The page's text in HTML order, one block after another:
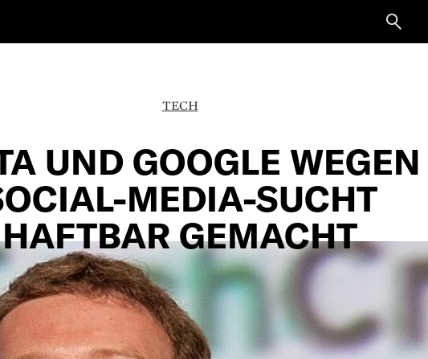
TECH
UND GOOGLE WEGEN
MEDIA-SUCHT
HAFTBAR GEMACHT